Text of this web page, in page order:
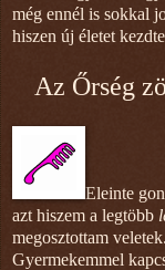
még ennél is sokkal
hiszen új életet
Az Őrség
Eleinte
azt hiszem a legtöbb
megosztottam veletek.
Gyermekemmel